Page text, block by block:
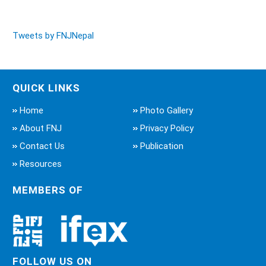
Tweets by FNJNepal
QUICK LINKS
Home
Photo Gallery
About FNJ
Privacy Policy
Contact Us
Publication
Resources
MEMBERS OF
FOLLOW US ON